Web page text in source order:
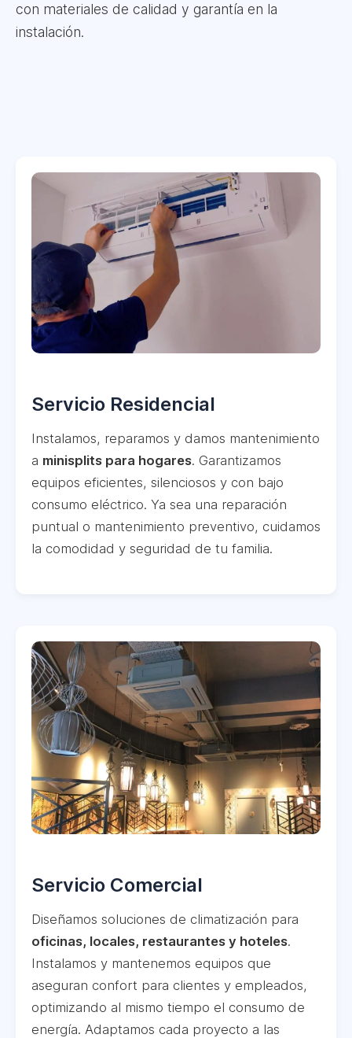
con materiales de calidad y garantía en la
instalación.
Servicio Residencial
Instalamos, reparamos y damos mantenimiento
a minisplits para hogares. Garantizamos
equipos eficientes, silenciosos y con bajo
consumo eléctrico. Ya sea una reparación
puntual o mantenimiento preventivo, cuidamos
la comodidad y seguridad de tu familia.
Servicio Comercial
Diseñamos soluciones de climatización para
oficinas, locales, restaurantes y hoteles.
Instalamos y mantenemos equipos que
aseguran confort para clientes y empleados,
optimizando al mismo tiempo el consumo de
energía. Adaptamos cada proyecto a las